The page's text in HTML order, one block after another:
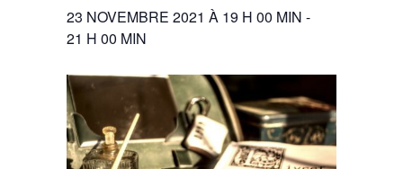
23 NOVEMBRE 2021 À 19 H 00 MIN -
21 H 00 MIN